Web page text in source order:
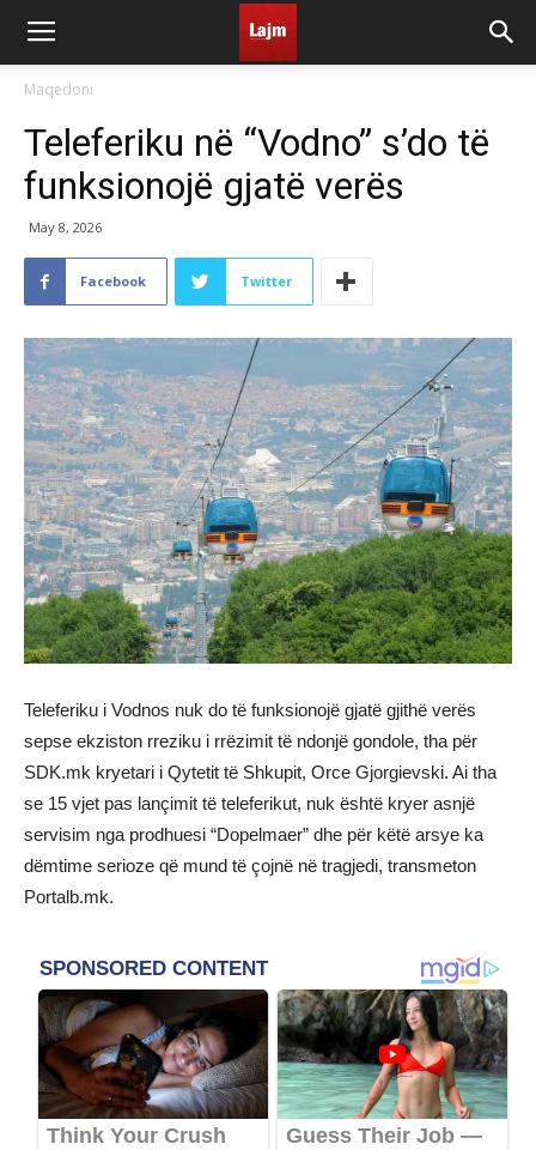
Maqedoni
Teleferiku në “Vodno” s’do të
funksionojë gjatë verës
May 8, 2026
Facebook Twitter
Teleferiku i Vodnos nuk do të funksionojë gjatë gjithë verës
sepse ekziston rreziku i rrëzimit të ndonjë gondole, tha për
SDK.mk kryetari i Qytetit të Shkupit, Orce Gjorgievski. Ai tha
se 15 vjet pas lançimit të teleferikut, nuk është kryer asnjë
servisim nga prodhuesi “Dopelmaer” dhe për këtë arsye ka
dëmtime serioze që mund të çojnë në tragjedi, transmeton
Portalb.mk.